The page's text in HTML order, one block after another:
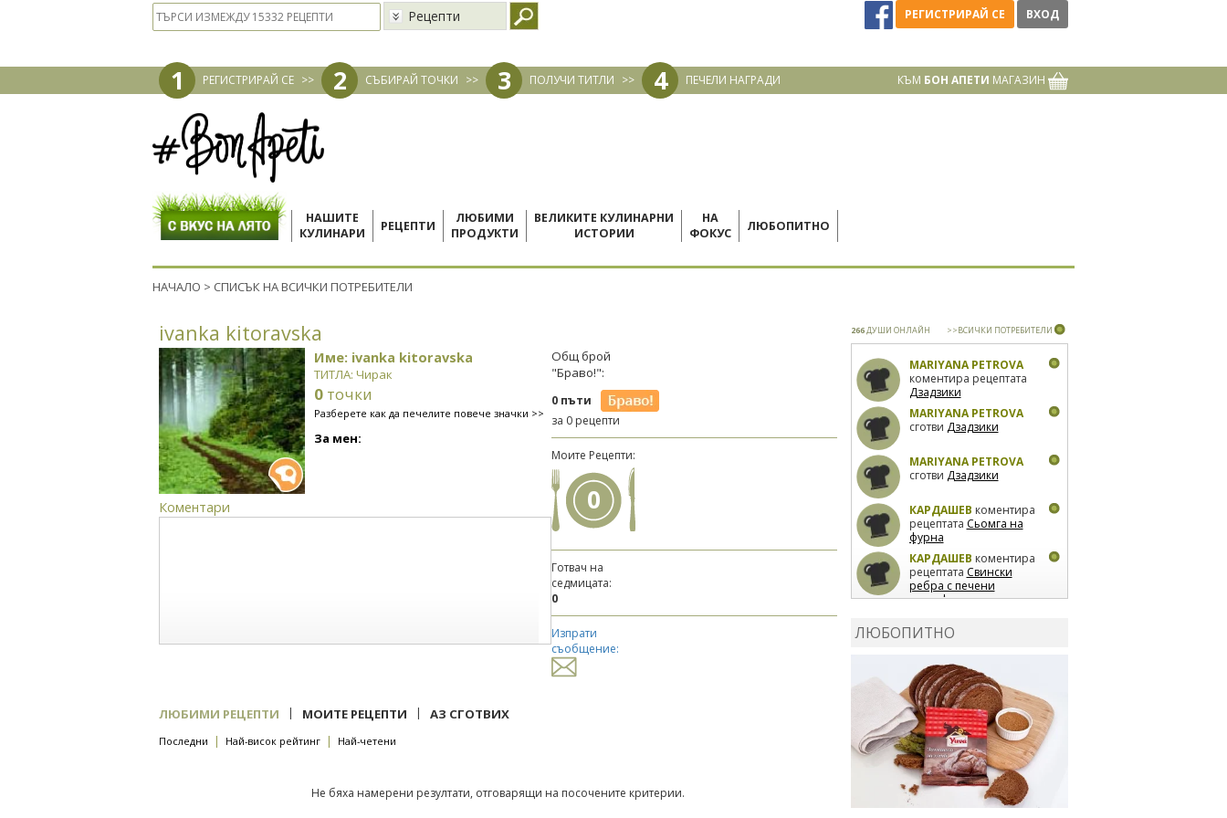
Рецепти РЕГИСТРИРАЙ СЕ ВХОД
1 РЕГИСТРИРАЙ СЕ >> 2 СЪБИРАЙ ТОЧКИ >> 3 ПОЛУЧИ ТИТЛИ >> 4 ПЕЧЕЛИ НАГРАДИ КЪМ БОН АПЕТИ МАГАЗИН
НАШИТЕ
КУЛИНАРИ
РЕЦЕПТИ
ЛЮБИМИ
ПРОДУКТИ
ВЕЛИКИТЕ КУЛИНАРНИ
ИСТОРИИ
НА
ФОКУС
ЛЮБОПИТНО
НАЧАЛО > СПИСЪК НА ВСИЧКИ ПОТРЕБИТЕЛИ
ivanka kitoravska
Име: ivanka kitoravska
ТИТЛА: Чирак
0 точки
Разберете как да печелите повече значки >>
За мен:
Коментари
Общ брой
"Браво!":
0 пъти
за 0 рецепти
Моите Рецепти:
0
Готвач на
седмицата:
0
Изпрати
съобщение:
ЛЮБИМИ РЕЦЕПТИ | МОИТЕ РЕЦЕПТИ | АЗ СГОТВИХ
Последни | Най-висок рейтинг | Най-четени
Не бяха намерени резултати, отговарящи на посочените критерии.
266ДУШИ ОНЛАЙН >>ВСИЧКИ ПОТРЕБИТЕЛИ
MARIYANA PETROVA
коментира рецептата
Дзадзики
MARIYANA PETROVA
сготви Дзадзики
MARIYANA PETROVA
сготви Дзадзики
КАРДАШЕВ коментира
рецептата Сьомга на
фурна
КАРДАШЕВ коментира
рецептата Свински
ребра с печени
картофи
лимон
коментира рецептата
Киноа със зеленчуци
ЛЮБОПИТНО